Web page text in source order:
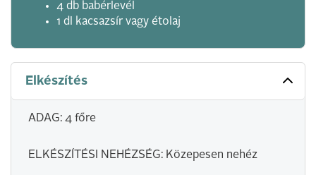
4 db babérlevél
1 dl kacsazsír vagy étolaj
Elkészítés
ADAG: 4 főre
ELKÉSZÍTÉSI NEHÉZSÉG: Közepesen nehéz